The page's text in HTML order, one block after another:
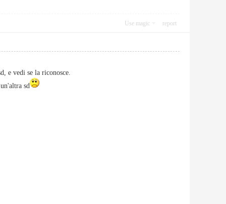
Use magic report
e vedi se la riconosce.
sd